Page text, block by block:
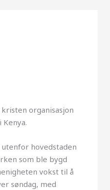
organisasjon
utenfor hovedstaden
som ble bygd
vokst til å
søndag, med